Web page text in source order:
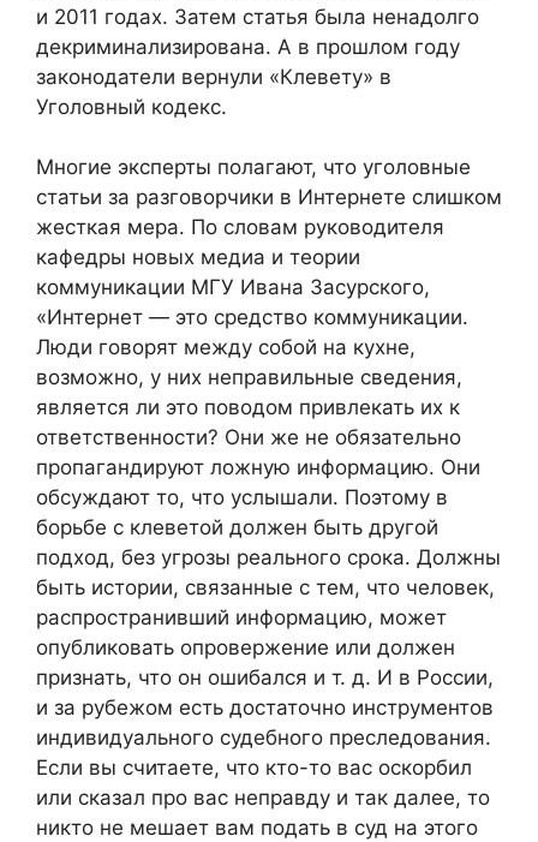
и 2011 годах. Затем статья была ненадолго
декриминализирована. А в прошлом году
законодатели вернули «Клевету» в
Уголовный кодекс.
Многие эксперты полагают, что уголовные
статьи за разговорчики в Интернете слишком
жесткая мера. По словам руководителя
кафедры новых медиа и теории
коммуникации МГУ Ивана Засурского,
«Интернет — это средство коммуникации.
Люди говорят между собой на кухне,
возможно, у них неправильные сведения,
является ли это поводом привлекать их к
ответственности? Они же не обязательно
пропагандируют ложную информацию. Они
обсуждают то, что услышали. Поэтому в
борьбе с клеветой должен быть другой
подход, без угрозы реального срока. Должны
быть истории, связанные с тем, что человек,
распространивший информацию, может
опубликовать опровержение или должен
признать, что он ошибался и т. д. И в России,
и за рубежом есть достаточно инструментов
индивидуального судебного преследования.
Если вы считаете, что кто-то вас оскорбил
или сказал про вас неправду и так далее, то
никто не мешает вам подать в суд на этого